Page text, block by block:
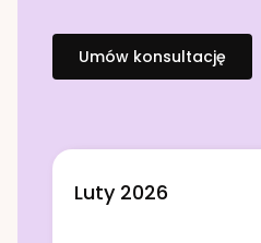
Umów konsultację
Luty 2026